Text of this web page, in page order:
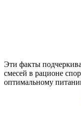
Эти факты
смесей в рационе
оптимальному